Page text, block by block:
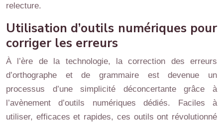
relecture.
Utilisation d’outils numériques pour
corriger les erreurs
À l’ère de la technologie, la correction des erreurs
d’orthographe et de grammaire est devenue un
processus d’une simplicité déconcertante grâce à
l’avènement d’outils numériques dédiés. Faciles à
utiliser, efficaces et rapides, ces outils ont révolutionné